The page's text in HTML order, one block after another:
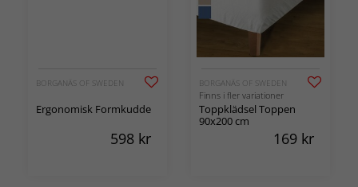
BORGANÄS OF SWEDEN
Ergonomisk Formkudde
598 kr
BORGANÄS OF SWEDEN
Finns i fler variationer
Toppklädsel Toppen
90x200 cm
169 kr